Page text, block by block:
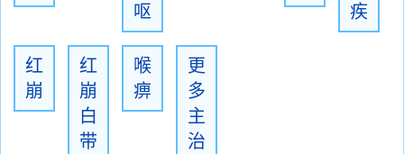
呕
疾
红
崩
红
崩
白
带
喉
痹
更
多
主
治